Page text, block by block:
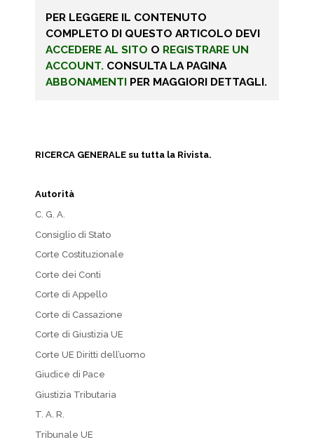
PER LEGGERE IL CONTENUTO
COMPLETO DI QUESTO ARTICOLO DEVI
ACCEDERE AL SITO O REGISTRARE UN
ACCOUNT. CONSULTA LA PAGINA
ABBONAMENTI PER MAGGIORI DETTAGLI.
RICERCA GENERALE su tutta la Rivista.
Autorità
C. G. A.
Consiglio di Stato
Corte Costituzionale
Corte dei Conti
Corte di Appello
Corte di Cassazione
Corte di Giustizia UE
Corte UE Diritti dell’uomo
Giudice di Pace
Giustizia Tributaria
T. A. R.
Tribunale UE